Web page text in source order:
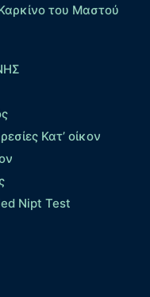
του Μαστού
Κατ’ οίκον
Nipt Test